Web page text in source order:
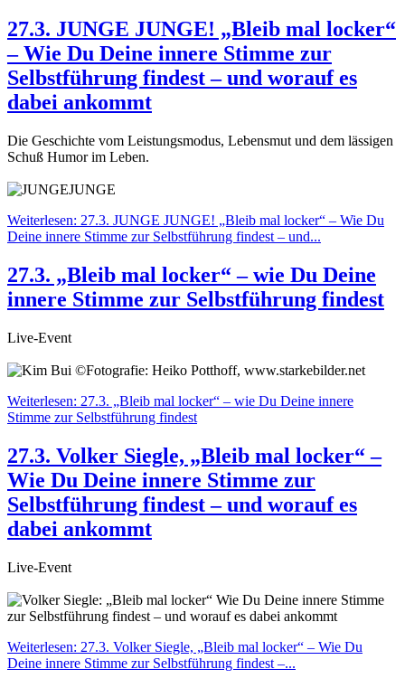
27.3. JUNGE JUNGE! „Bleib mal locker“
– Wie Du Deine innere Stimme zur
Selbstführung findest – und worauf es
dabei ankommt
Die Geschichte vom Leistungsmodus, Lebensmut und dem lässigen
Schuß Humor im Leben.
Weiterlesen: 27.3. JUNGE JUNGE! „Bleib mal locker“ – Wie Du
Deine innere Stimme zur Selbstführung findest – und...
27.3. „Bleib mal locker“ – wie Du Deine
innere Stimme zur Selbstführung findest
Live-Event
Weiterlesen: 27.3. „Bleib mal locker“ – wie Du Deine innere
Stimme zur Selbstführung findest
27.3. Volker Siegle, „Bleib mal locker“ –
Wie Du Deine innere Stimme zur
Selbstführung findest – und worauf es
dabei ankommt
Live-Event
Weiterlesen: 27.3. Volker Siegle, „Bleib mal locker“ – Wie Du
Deine innere Stimme zur Selbstführung findest –...